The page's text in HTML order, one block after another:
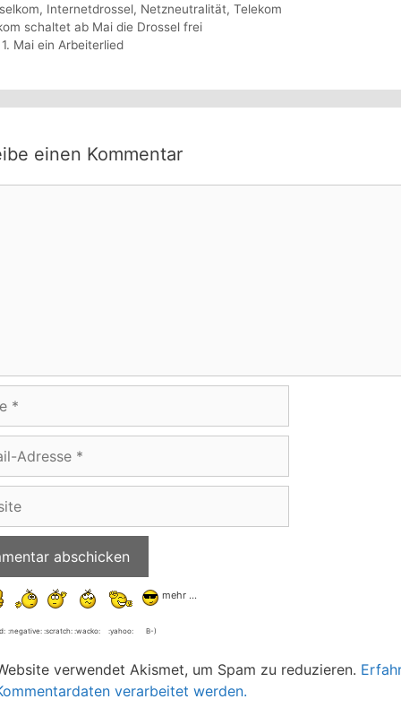
, Internetdrossel, Netzneutralität,Telekom
schaltet ab Mai die Drossel frei
Mai ein Arbeiterlied
einen Kommentar
:negative: :scratch: :wacko: :yahoo: B-)
mehr …
verwendet Akismet, um Spam zu reduzieren.
verarbeitet werden.